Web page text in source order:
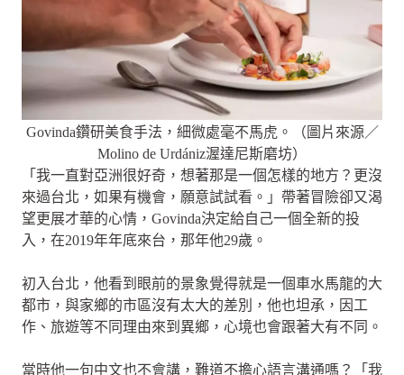
Govinda鑽研美食手法，細微處毫不馬虎。（圖片來源／
Molino de Urdániz渥達尼斯磨坊）
「我一直對亞洲很好奇，想著那是一個怎樣的地方？更沒
來過台北，如果有機會，願意試試看。」帶著冒險卻又渴
望更展才華的心情，Govinda決定給自己一個全新的投
入，在2019年年底來台，那年他29歲。
初入台北，他看到眼前的景象覺得就是一個車水馬龍的大
都市，與家鄉的市區沒有太大的差別，他也坦承，因工
作、旅遊等不同理由來到異鄉，心境也會跟著大有不同。
當時他一句中文也不會講，難道不擔心語言溝通嗎？「我